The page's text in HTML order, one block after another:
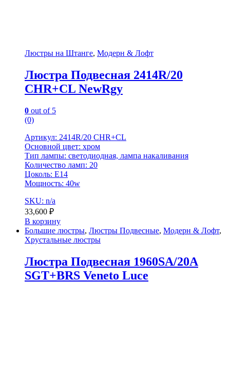
Люстры на Штанге, Модерн & Лофт
Люстра Подвесная 2414R/20
CHR+CL NewRgy
0 out of 5
(0)
Артикул: 2414R/20 CHR+CL
Основной цвет: хром
Тип лампы: светодиодная, лампа накаливания
Количество ламп: 20
Цоколь: E14
Мощность: 40w
SKU: n/a
33,600 ₽
В корзину
Большие люстры, Люстры Подвесные, Модерн & Лофт,
Хрустальные люстры
Люстра Подвесная 1960SA/20A
SGT+BRS Veneto Luce